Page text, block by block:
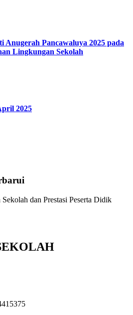
Anugerah Pancawaluya 2025 pada
Lingkungan Sekolah
2025
dan Prestasi Peserta Didik